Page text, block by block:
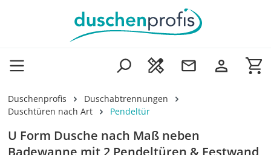
Zum Hauptinhalt springen
Duschenprofis
Duschabtrennungen
Duschtüren nach Art
Pendeltür
U Form Dusche nach Maß neben
Badewanne mit 2 Pendeltüren & Festwand